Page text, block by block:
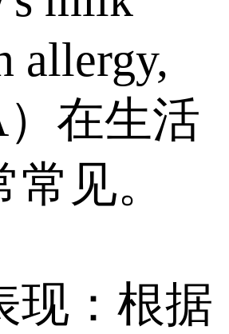
allergy,
在生活
见。
现：根据